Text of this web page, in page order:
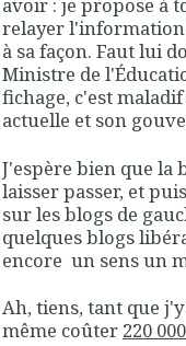
avoir : je propose à
relayer l'information
à sa façon. Faut lui
Ministre de
fichage, c'est
actuelle et son
J'espère bien que la
laisser passer, et
sur les blogs de
quelques blogs
encore un sens un
Ah, tiens, tant que
même coûter 220